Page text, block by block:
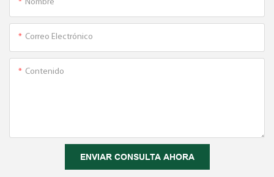
Nombre
Correo Electrónico
Contenido
ENVIAR CONSULTA AHORA